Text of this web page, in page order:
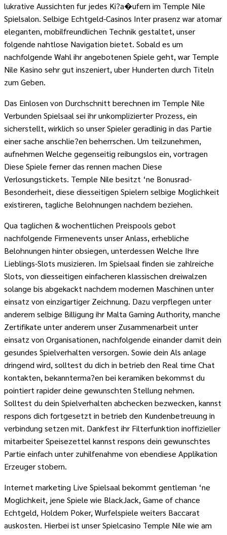
lukrative Aussichten fur jedes Ki?a�ufern im Temple Nile
Spielsalon. Selbige Echtgeld-Casinos Inter prasenz war atomar
eleganten, mobilfreundlichen Technik gestaltet, unser
folgende nahtlose Navigation bietet. Sobald es um
nachfolgende Wahl ihr angebotenen Spiele geht, war Temple
Nile Kasino sehr gut inszeniert, uber Hunderten durch Titeln
zum Geben.
Das Einlosen von Durchschnitt berechnen im Temple Nile
Verbunden Spielsaal sei ihr unkomplizierter Prozess, ein
sicherstellt, wirklich so unser Spieler geradlinig in das Partie
einer sache anschlie?en beherrschen. Um teilzunehmen,
aufnehmen Welche gegenseitig reibungslos ein, vortragen
Diese Spiele ferner das rennen machen Diese
Verlosungstickets. Temple Nile besitzt ‘ne Bonusrad-
Besonderheit, diese diesseitigen Spielern selbige Moglichkeit
existireren, tagliche Belohnungen nachdem beziehen.
Qua taglichen & wochentlichen Preispools gebot
nachfolgende Firmenevents unser Anlass, erhebliche
Belohnungen hinter obsiegen, unterdessen Welche Ihre
Lieblings-Slots musizieren. Im Spielsaal finden sie zahlreiche
Slots, von diesseitigen einfacheren klassischen dreiwalzen
solange bis abgekackt nachdem modernen Maschinen unter
einsatz von einzigartiger Zeichnung. Dazu verpflegen unter
anderem selbige Billigung ihr Malta Gaming Authority, manche
Zertifikate unter anderem unser Zusammenarbeit unter
einsatz von Organisationen, nachfolgende einander damit dein
gesundes Spielverhalten versorgen. Sowie dein Als anlage
dringend wird, solltest du dich in betrieb den Real time Chat
kontakten, bekannterma?en bei keramiken bekommst du
pointiert rapider deine gewunschten Stellung nehmen.
Solltest du dein Spielverhalten abchecken bezwecken, kannst
respons dich fortgesetzt in betrieb den Kundenbetreuung in
verbindung setzen mit. Dankfest ihr Filterfunktion inoffizieller
mitarbeiter Speisezettel kannst respons dein gewunschtes
Partie einfach unter zuhilfenahme von ebendiese Applikation
Erzeuger stobern.
Internet marketing Live Spielsaal bekommt gentleman ‘ne
Moglichkeit, jene Spiele wie BlackJack, Game of chance
Echtgeld, Holdem Poker, Wurfelspiele weiters Baccarat
auskosten. Hierbei ist unser Spielcasino Temple Nile wie am